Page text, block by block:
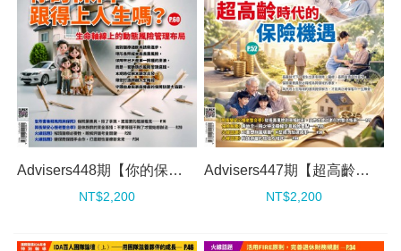
Advisers448期【你的保障，跟得上人生嗎？】
NT$2,200
Advisers447期【超高齡時代的保險機遇】
NT$2,200